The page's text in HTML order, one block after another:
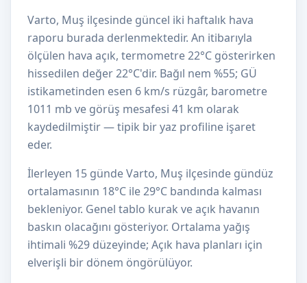
Varto, Muş ilçesinde güncel iki haftalık hava
raporu burada derlenmektedir. An itibarıyla
ölçülen hava açık, termometre 22°C gösterirken
hissedilen değer 22°C'dir. Bağıl nem %55; GÜ
istikametinden esen 6 km/s rüzgâr, barometre
1011 mb ve görüş mesafesi 41 km olarak
kaydedilmiştir — tipik bir yaz profiline işaret
eder.
İlerleyen 15 günde Varto, Muş ilçesinde gündüz
ortalamasının 18°C ile 29°C bandında kalması
bekleniyor. Genel tablo kurak ve açık havanın
baskın olacağını gösteriyor. Ortalama yağış
ihtimali %29 düzeyinde; Açık hava planları için
elverişli bir dönem öngörülüyor.